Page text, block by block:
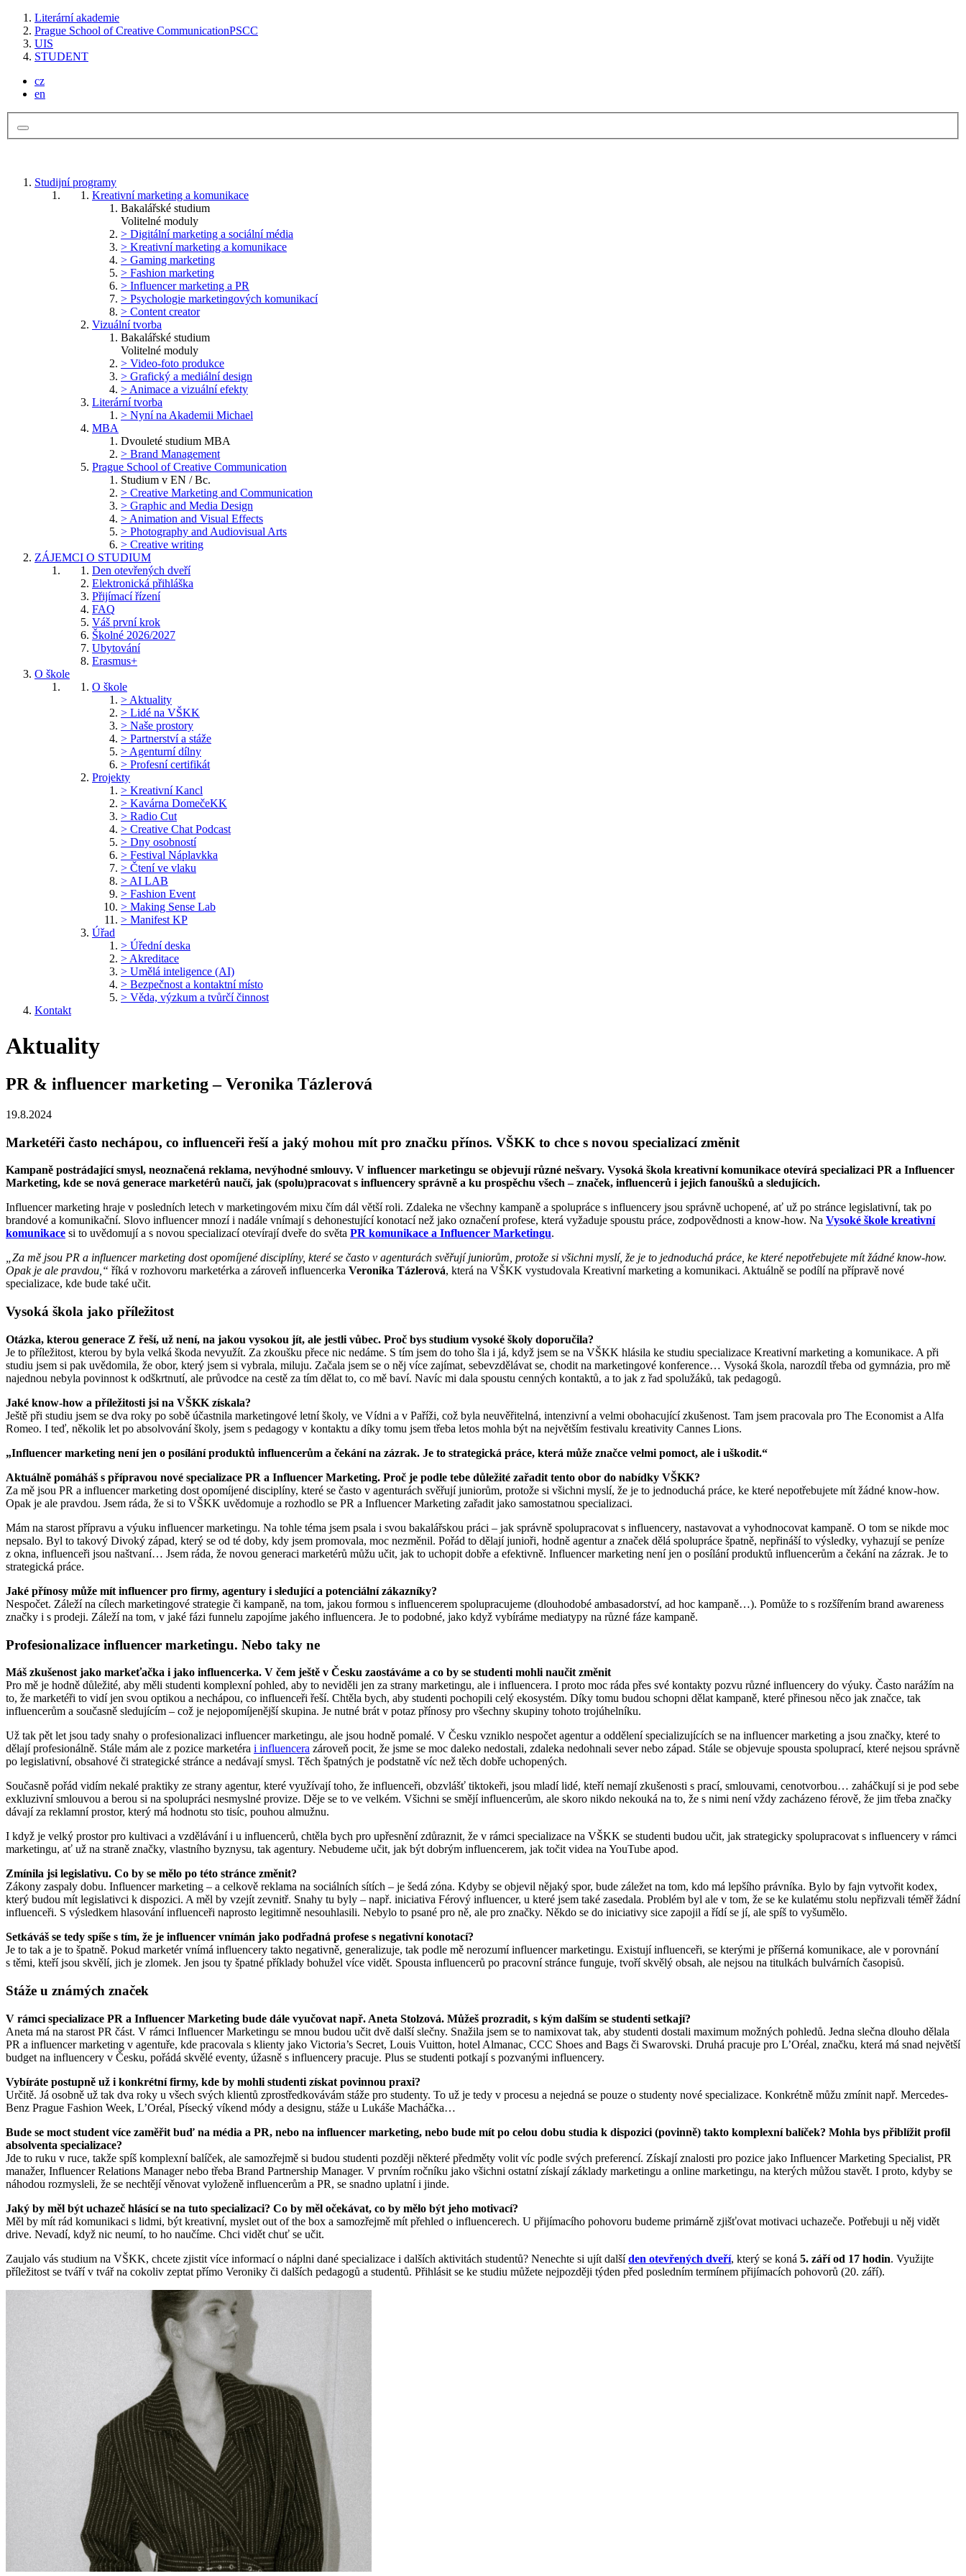
Literární akademie
Prague School of Creative CommunicationPSCC
UIS
STUDENT
cz
en
Studijní programy
Kreativní marketing a komunikace
Bakalářské studium
Volitelné moduly
> Digitální marketing a sociální média
> Kreativní marketing a komunikace
> Gaming marketing
> Fashion marketing
> Influencer marketing a PR
> Psychologie marketingových komunikací
> Content creator
Vizuální tvorba
Bakalářské studium
Volitelné moduly
> Video-foto produkce
> Grafický a mediální design
> Animace a vizuální efekty
Literární tvorba
> Nyní na Akademii Michael
MBA
Dvouleté studium MBA
> Brand Management
Prague School of Creative Communication
Studium v EN / Bc.
> Creative Marketing and Communication
> Graphic and Media Design
> Animation and Visual Effects
> Photography and Audiovisual Arts
> Creative writing
ZÁJEMCI O STUDIUM
Den otevřených dveří
Elektronická přihláška
Přijímací řízení
FAQ
Váš první krok
Školné 2026/2027
Ubytování
Erasmus+
O škole
O škole
> Aktuality
> Lidé na VŠKK
> Naše prostory
> Partnerství a stáže
> Agenturní dílny
> Profesní certifikát
Projekty
> Kreativní Kancl
> Kavárna DomečeKK
> Radio Cut
> Creative Chat Podcast
> Dny osobností
> Festival Náplavkka
> Čtení ve vlaku
> AI LAB
> Fashion Event
> Making Sense Lab
> Manifest KP
Úřad
> Úřední deska
> Akreditace
> Umělá inteligence (AI)
> Bezpečnost a kontaktní místo
> Věda, výzkum a tvůrčí činnost
Kontakt
Aktuality
PR & influencer marketing – Veronika Tázlerová
19.8.2024
Marketéři často nechápou, co influenceři řeší a jaký mohou mít pro značku přínos. VŠKK to chce s novou specializací změnit
Kampaně postrádající smysl, neoznačená reklama, nevýhodné smlouvy. V influencer marketingu se objevují různé nešvary. Vysoká škola kreativní komunikace otevírá specializaci PR a Influencer
Marketing, kde se nová generace marketérů naučí, jak (spolu)pracovat s influencery správně a ku prospěchu všech–⁠⁠⁠⁠⁠⁠značek, influencerů i jejich fanoušků a sledujících.
Influencer marketing hraje v posledních letech v marketingovém mixu čím dál větší roli. Zdaleka ne všechny kampaně a spolupráce s influencery jsou správně uchopené, ať už po stránce legislativní, tak po
brandové a komunikační. Slovo influencer mnozí i nadále vnímají s dehonestující konotací než jako označení profese, která vyžaduje spoustu práce, zodpovědnosti a know-how. Na Vysoké škole kreativní
komunikace si to uvědomují a s novou specializacíotevírají dveře do světa PR komunikace a Influencer Marketingu.
„Za mě jsou PR a influencer marketing dost opomíjené disciplíny, které se často v agenturách svěřují juniorům, protože si všichni myslí, že je to jednoduchá práce, ke které nepotřebujete mít žádné know-how.
Opak je ale pravdou,“ říká v rozhovoru marketérka a zároveň influencerka Veronika Tázlerová, která na VŠKK vystudovala Kreativní marketing a komunikaci. Aktuálně se podílí na přípravě nové
specializace, kde bude také učit.
Vysoká škola jako příležitost
Otázka, kterou generace Z řeší, už není, na jakou vysokou jít, ale jestli vůbec. Proč bys studium vysoké školy doporučila?
Je to příležitost, kterou by byla velká škoda nevyužít. Za zkoušku přece nic nedáme. S tím jsem do toho šla i já, když jsem se na VŠKK hlásila ke studiu specializace Kreativní marketing a komunikace. A při
studiu jsem si pak uvědomila, že obor, který jsem si vybrala, miluju. Začala jsem se o něj více zajímat, sebevzdělávat se, chodit na marketingové konference… Vysoká škola, narozdíl třeba od gymnázia, pro mě
najednou nebyla povinnost k odškrtnutí, ale průvodce na cestě za tím dělat to, co mě baví. Navíc mi dala spoustu cenných kontaktů, a to jak z řad spolužáků, tak pedagogů.
Jaké know-how a příležitosti jsi na VŠKK získala?
Ještě při studiu jsem se dva roky po sobě účastnila marketingové letní školy, ve Vídni a v Paříži, což byla neuvěřitelná, intenzivní a velmi obohacující zkušenost. Tam jsem pracovala pro The Economist a Alfa
Romeo. I teď, několik let po absolvování školy, jsem s pedagogy v kontaktu a díky tomu jsem třeba letos mohla být na největším festivalu kreativity Cannes Lions.
„Influencer marketing není jen o posílání produktů influencerům a čekání na zázrak. Je to strategická práce, která může značce velmi pomoct, ale i uškodit.“
Aktuálně pomáháš s přípravou nové specializace PR a Influencer Marketing. Proč je podle tebe důležité zařadit tento obor do nabídky VŠKK?
Za mě jsou PR a influencer marketing dost opomíjené disciplíny, které se často v agenturách svěřují juniorům, protože si všichni myslí, že je to jednoduchá práce, ke které nepotřebujete mít žádné know-how.
Opak je ale pravdou. Jsem ráda, že si to VŠKK uvědomuje a rozhodlo se PR a Influencer Marketing zařadit jako samostatnou specializaci.
Mám na starost přípravu a výuku influencer marketingu. Na tohle téma jsem psala i svou bakalářskou práci –⁠⁠⁠⁠⁠⁠ jak správně spolupracovat s influencery, nastavovat a vyhodnocovat kampaně. O tom se nikde moc
nepsalo. Byl to takový Divoký západ, který se od té doby, kdy jsem promovala, moc nezměnil. Pořád to dělají junioři, hodně agentur a značek dělá spolupráce špatně, nepřináší to výsledky, vyhazují se peníze
z okna, influenceři jsou naštvaní… Jsem ráda, že novou generaci marketérů můžu učit, jak to uchopit dobře a efektivně. Influencer marketing není jen o posílání produktů influencerům a čekání na zázrak. Je to
strategická práce.
Jaké přínosy může mít influencer pro firmy, agentury i sledující a potenciální zákazníky?
Nespočet. Záleží na cílech marketingové strategie či kampaně, na tom, jakou formou s influencerem spolupracujeme (dlouhodobé ambasadorství, ad hoc kampaně…). Pomůže to s rozšířením brand awareness
značky i s prodeji. Záleží na tom, v jaké fázi funnelu zapojíme jakého influencera. Je to podobné, jako když vybíráme mediatypy na různé fáze kampaně.
Profesionalizace influencer marketingu. Nebo taky ne
Máš zkušenost jako markeťačka i jako influencerka. V čem ještě v Česku zaostáváme a co by se studenti mohli naučit změnit
Pro mě je hodně důležité, aby měli studenti komplexní pohled, aby to neviděli jen za strany marketingu, ale i influencera. I proto moc ráda přes své kontakty pozvu různé influencery do výuky. Často narážím na
to, že marketéři to vidí jen svou optikou a nechápou, co influenceři řeší. Chtěla bych, aby studenti pochopili celý ekosystém. Díky tomu budou schopni dělat kampaně, které přinesou něco jak značce, tak
influencerům a současně sledujícím – což je nejopomíjenější skupina. Je nutné brát v potaz přínosy pro všechny skupiny tohoto trojúhelníku.
Už tak pět let jsou tady snahy o profesionalizaci influencer marketingu, ale jsou hodně pomalé. V Česku vzniklo nespočet agentur a oddělení specializujících se na influencer marketing a jsou značky, které to
dělají profesionálně. Stále mám ale z pozice marketéra i influencera zároveň pocit, že jsme se moc daleko nedostali, zdaleka nedohnali sever nebo západ. Stále se objevuje spousta spoluprací, které nejsou správně
po legislativní, obsahové či strategické stránce a nedávají smysl. Těch špatných je podstatně víc než těch dobře uchopených.
Současně pořád vidím nekalé praktiky ze strany agentur, které využívají toho, že influenceři, obzvlášť tiktokeři, jsou mladí lidé, kteří nemají zkušenosti s prací, smlouvami, cenotvorbou… zaháčkují si je pod sebe
exkluzivní smlouvou a berou si na spolupráci nesmyslné provize. Děje se to ve velkém. Všichni se smějí influencerům, ale skoro nikdo nekouká na to, že s nimi není vždy zacházeno férově, že jim třeba značky
dávají za reklamní prostor, který má hodnotu sto tisíc, pouhou almužnu.
I když je velký prostor pro kultivaci a vzdělávání i u influencerů, chtěla bych pro upřesnění zdůraznit, že v rámci specializace na VŠKK se studenti budou učit, jak strategicky spolupracovat s influencery v rámci
marketingu, ať už na straně značky, vlastního byznysu, tak agentury. Nebudeme učit, jak být dobrým influencerem, jak točit videa na YouTube apod.
Zmínila jsi legislativu. Co by se mělo po této stránce změnit?
Zákony zaspaly dobu. Influencer marketing – a celkově reklama na sociálních sítích – je šedá zóna. Kdyby se objevil nějaký spor, bude záležet na tom, kdo má lepšího právníka. Bylo by fajn vytvořit kodex,
který budou mít legislativci k dispozici. A měl by vzejít zevnitř. Snahy tu byly – např. iniciativa Férový influencer, u které jsem také zasedala. Problém byl ale v tom, že se ke kulatému stolu nepřizvali téměř žádní
influenceři. S výsledkem hlasování influenceři naprosto legitimně nesouhlasili. Nebylo to psané pro ně, ale pro značky. Někdo se do iniciativy sice zapojil a řídí se jí, ale spíš to vyšumělo.
Setkáváš se tedy spíše s tím, že je influencer vnímán jako podřadná profese s negativní konotací?
Je to tak a je to špatně. Pokud marketér vnímá influencery takto negativně, generalizuje, tak podle mě nerozumí influencer marketingu. Existují influenceři, se kterými je příšerná komunikace, ale v porovnání
s těmi, kteří jsou skvělí, jich je zlomek. Jen jsou ty špatné příklady bohužel více vidět. Spousta influencerů po pracovní stránce funguje, tvoří skvělý obsah, ale nejsou na titulkách bulvárních časopisů.
Stáže u známých značek
V rámci specializace PR a Influencer Marketing bude dále vyučovat např. Aneta Stolzová. Můžeš prozradit, s kým dalším se studenti setkají?
Aneta má na starost PR část. V rámci Influencer Marketingu se mnou budou učit dvě další slečny. Snažila jsem se to namixovat tak, aby studenti dostali maximum možných pohledů. Jedna slečna dlouho dělala
PR a influencer marketing v agentuře, kde pracovala s klienty jako Victoria’s Secret, Louis Vuitton, hotel Almanac, CCC Shoes and Bags či Swarovski. Druhá pracuje pro L’Oréal, značku, která má snad největší
budget na influencery v Česku, pořádá skvělé eventy, úžasně s influencery pracuje. Plus se studenti potkají s pozvanými influencery.
Vybíráte postupně už i konkrétní firmy, kde by mohli studenti získat povinnou praxi?
Určitě. Já osobně už tak dva roky u všech svých klientů zprostředkovávám stáže pro studenty. To už je tedy v procesu a nejedná se pouze o studenty nové specializace. Konkrétně můžu zmínit např. Mercedes-
Benz Prague Fashion Week, L’Oréal, Písecký víkend módy a designu, stáže u Lukáše Macháčka…
Bude se moct student více zaměřit buď na média a PR, nebo na influencer marketing, nebo bude mít po celou dobu studia k dispozici (povinně) takto komplexní balíček? Mohla bys přiblížit profil
absolventa specializace?
Jde to ruku v ruce, takže spíš komplexní balíček, ale samozřejmě si budou studenti později některé předměty volit víc podle svých preferencí. Získají znalosti pro pozice jako Influencer Marketing Specialist, PR
manažer, Influencer Relations Manager nebo třeba Brand Partnership Manager. V prvním ročníku jako všichni ostatní získají základy marketingu a online marketingu, na kterých můžou stavět. I proto, kdyby se
náhodou rozmysleli, že se nechtějí věnovat vyloženě influencerům a PR, se snadno uplatní i jinde.
Jaký by měl být uchazeč hlásící se na tuto specializaci? Co by měl očekávat, co by mělo být jeho motivací?
Měl by mít rád komunikaci s lidmi, být kreativní, myslet out of the box a samozřejmě mít přehled o influencerech. U přijímacího pohovoru budeme primárně zjišťovat motivaci uchazeče. Potřebuji u něj vidět
drive. Nevadí, když nic neumí, to ho naučíme. Chci vidět chuť se učit.
Zaujalo vás studium na VŠKK, chcete zjistit více informací o náplni dané specializace i dalších aktivitách studentů? Nenechte si ujít dalšíden otevřených dveří, který se koná 5. září od 17 hodin. Využijte
příležitost se tváří v tvář na cokoliv zeptat přímo Veroniky či dalších pedagogů a studentů. Přihlásit se ke studiu můžete nejpozději týden před posledním termínem přijímacích pohovorů (20. září).